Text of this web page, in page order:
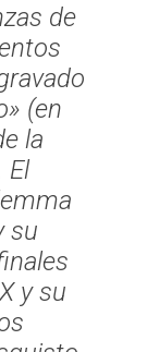
de
(en
la
El
su
y su